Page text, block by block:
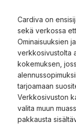
Cardiva on
sekä verkossa
Ominaisuuksien
verkkosivustolta
kokemuksen,
tarjoamaan
Verkkosivuston
valita muun
pakkausta